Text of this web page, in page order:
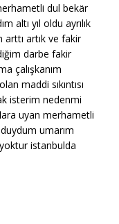
dul bekär
altı yıl oldu ayrılık
artık ve fakir
darbe fakir
çalışkanım
maddi sıkıntısı
isterim nedenmi
uyan merhametli
umarım
istanbulda